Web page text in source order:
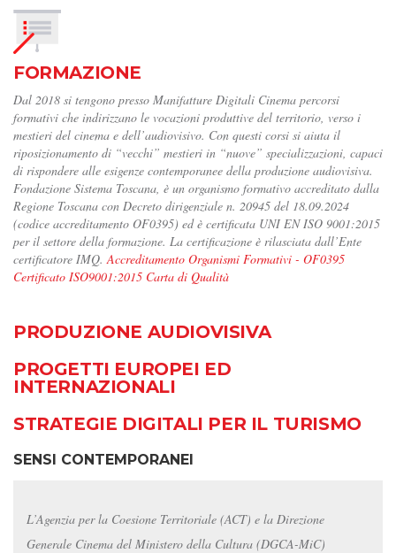
FORMAZIONE
Dal 2018 si tengono presso Manifatture Digitali Cinema percorsi
formativi che indirizzano le vocazioni produttive del territorio, verso i
mestieri del cinema e dell’audiovisivo. Con questi corsi si aiuta il
riposizionamento di “vecchi” mestieri in “nuove” specializzazioni, capaci
di rispondere alle esigenze contemporanee della produzione audiovisiva.
Fondazione Sistema Toscana, è un organismo formativo accreditato dalla
Regione Toscana con Decreto dirigenziale n. 20945 del 18.09.2024
(codice accreditamento OF0395) ed è certificata UNI EN ISO 9001:2015
per il settore della formazione. La certificazione è rilasciata dall’Ente
certificatore IMQ. Accreditamento Organismi Formativi - OF0395
Certificato ISO9001:2015 Carta di Qualità
PRODUZIONE AUDIOVISIVA
PROGETTI EUROPEI ED
INTERNAZIONALI
STRATEGIE DIGITALI PER IL TURISMO
SENSI CONTEMPORANEI
L’Agenzia per la Coesione Territoriale (ACT) e la Direzione
Generale Cinema del Ministero della Cultura (DGCA-MiC)